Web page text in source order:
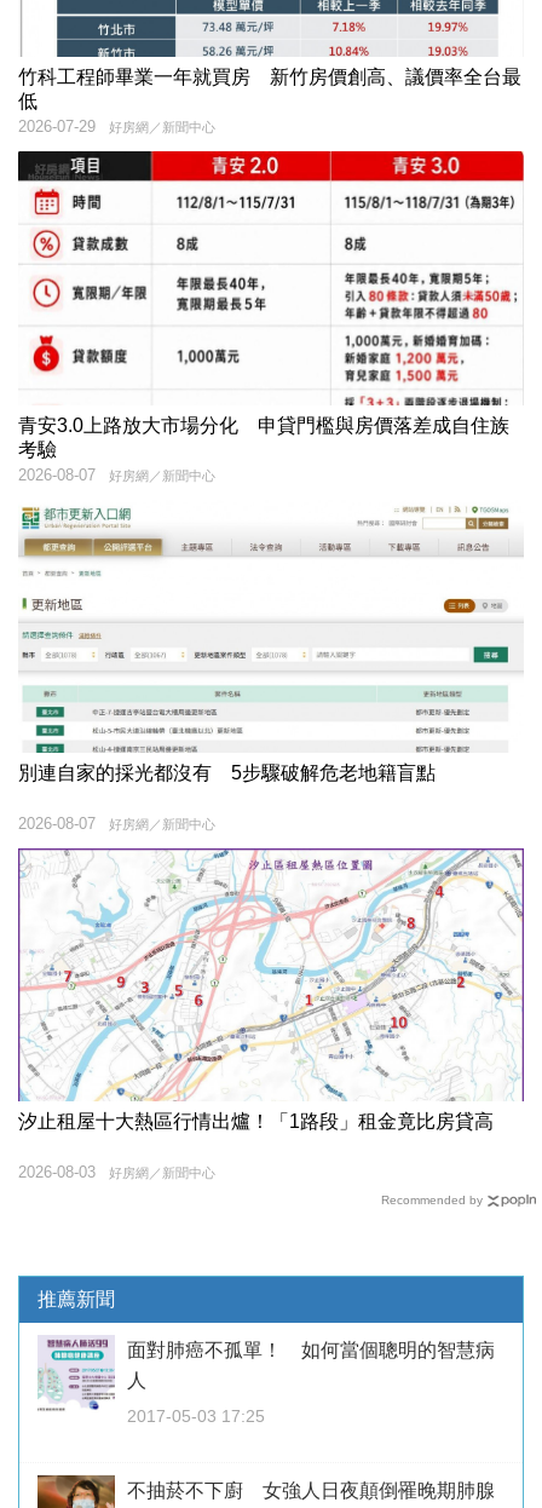
竹科工程師畢業一年就買房 新竹房價創高、議價率全台最
低
好房網／新聞中心
2026-07-29
青安3.0上路放大市場分化 申貸門檻與房價落差成自住族
考驗
好房網／新聞中心
2026-08-07
別連自家的採光都沒有 5步驟破解危老地籍盲點
好房網／新聞中心
2026-08-07
汐止租屋十大熱區行情出爐！「1路段」租金竟比房貸高
好房網／新聞中心
2026-08-03
Recommended by
推薦新聞
面對肺癌不孤單！ 如何當個聰明的智慧病
人
2017-05-03 17:25
不抽菸不下廚 女強人日夜顛倒罹晚期肺腺